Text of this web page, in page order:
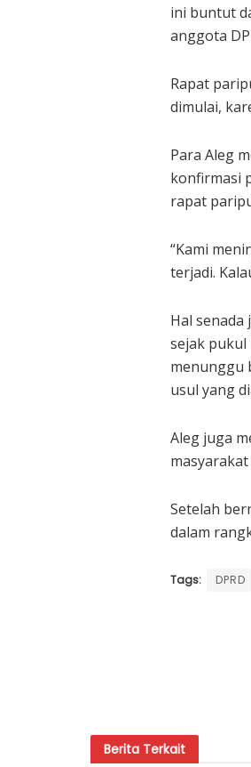
ini buntut
anggota
Rapat
dimulai,
Para Aleg
konfirmasi
rapat
“Kami
terjadi.
Hal
sejak pukul
menunggu
usul yang
Aleg juga
Setelah
dalam
Tags: DPRD
Berita Terkait